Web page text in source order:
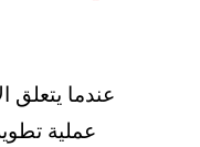
عندما يتعلق
عملية